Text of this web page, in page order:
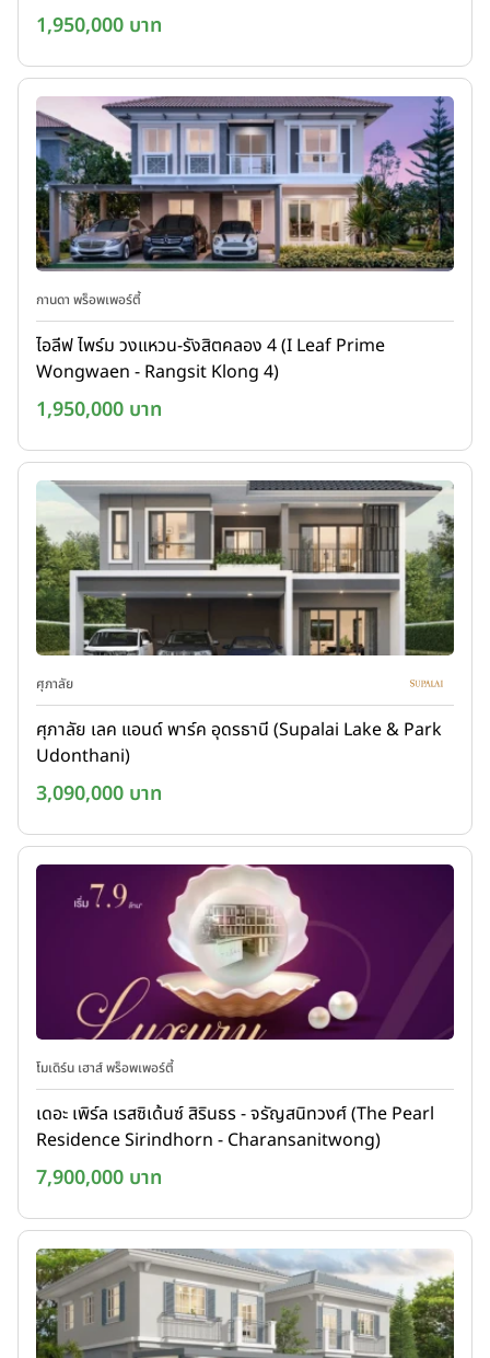
1,950,000 บาท
กานดา พร็อพเพอร์ตี้
ไอลีฟ ไพร์ม วงแหวน-รังสิตคลอง 4 (I Leaf Prime
Wongwaen - Rangsit Klong 4)
1,950,000 บาท
ศุภาลัย
ศุภาลัย เลค แอนด์ พาร์ค อุดรธานี (Supalai Lake & Park
Udonthani)
3,090,000 บาท
โมเดิร์น เฮาส์ พร็อพเพอร์ตี้
เดอะ เพิร์ล เรสซิเด้นซ์ สิรินธร - จรัญสนิทวงศ์ (The Pearl
Residence Sirindhorn - Charansanitwong)
7,900,000 บาท